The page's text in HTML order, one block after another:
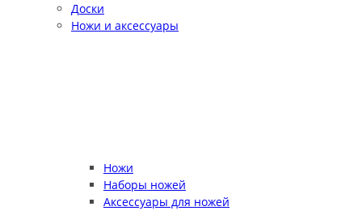
Доски
Ножи и аксессуары
Ножи
Наборы ножей
Аксессуары для ножей